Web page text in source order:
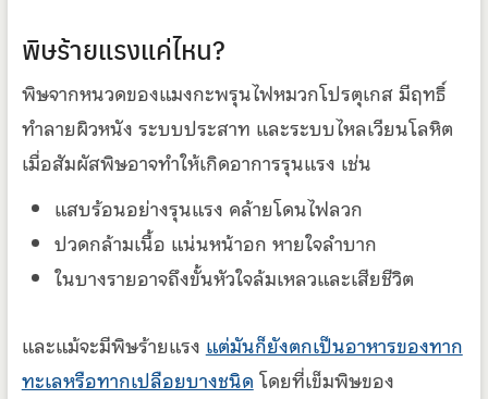
พิษร้ายแรงแค่ไหน?
พิษจากหนวดของแมงกะพรุนไฟหมวกโปรตุเกส มีฤทธิ์
ทำลายผิวหนัง ระบบประสาท และระบบไหลเวียนโลหิต
เมื่อสัมผัสพิษอาจทำให้เกิดอาการรุนแรง เช่น
แสบร้อนอย่างรุนแรง คล้ายโดนไฟลวก
ปวดกล้ามเนื้อ แน่นหน้าอก หายใจลำบาก
ในบางรายอาจถึงขั้นหัวใจล้มเหลวและเสียชีวิต
และแม้จะมีพิษร้ายแรงแต่มันก็ยังตกเป็นอาหารของทาก
ทะเลหรือทากเปลือยบางชนิดโดยที่เข็มพิษของ